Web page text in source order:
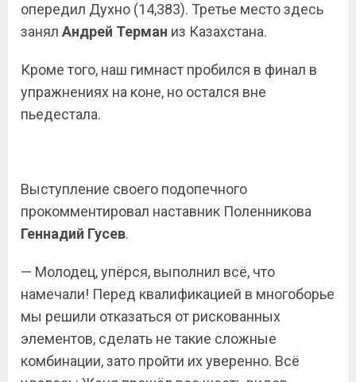
опередил Духно (14,383). Третье место здесь
занял Андрей Терман из Казахстана.
Кроме того, наш гимнаст пробился в финал в
упражнениях на коне, но остался вне
пьедестала.
Выступление своего подопечного
прокомментировал наставник Поленникова
Геннадий Гусев.
— Молодец, упёрся, выполнил всё, что
намечали! Перед квалификацией в многоборье
мы решили отказаться от рискованных
элементов, сделать не такие сложные
комбинации, зато пройти их уверенно. Всё